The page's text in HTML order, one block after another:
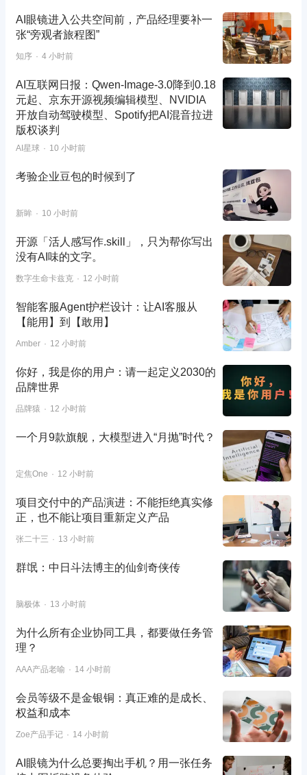
AI眼镜进入公共空间前，产品经理要补一
张“旁观者旅程图”
知序 4 小时前
AI互联网日报：Qwen-Image-3.0降到0.18
元起、京东开源视频编辑模型、NVIDIA
开放自动驾驶模型、Spotify把AI混音拉进
版权谈判
AI星球 10 小时前
考验企业豆包的时候到了
新眸 10 小时前
开源「活人感写作.skill」，只为帮你写出
没有AI味的文字。
数字生命卡兹克 12 小时前
智能客服Agent护栏设计：让AI客服从
【能用】到【敢用】
Amber 12 小时前
你好，我是你的用户：请一起定义2030的
品牌世界
品牌猿 12 小时前
一个月9款旗舰，大模型进入“月抛”时代？
定焦One 12 小时前
项目交付中的产品演进：不能拒绝真实修
正，也不能让项目重新定义产品
张二十三 13 小时前
群氓：中日斗法博主的仙剑奇侠传
脑极体 13 小时前
为什么所有企业协同工具，都要做任务管
理？
AAA产品老喻 14 小时前
会员等级不是金银铜：真正难的是成长、
权益和成本
Zoe产品手记 14 小时前
AI眼镜为什么总要掏出手机？用一张任务